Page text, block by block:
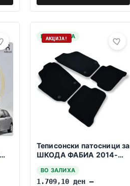
НА ЗАЛИХА
АКЦИЈА!
Теписонски патосници за
ШКОДА ФАБИА 2014-
ВО ЗАЛИХА
1.709,10 ден –